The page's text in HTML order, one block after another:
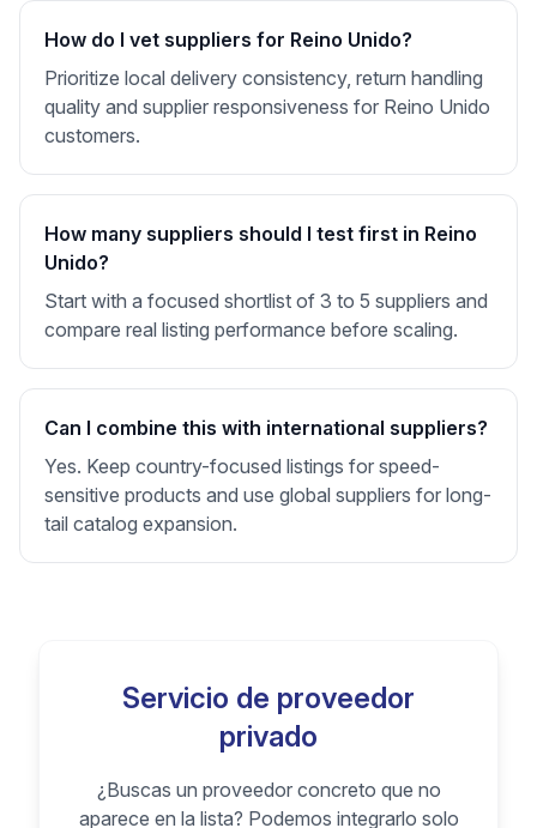
How do I vet suppliers for Reino Unido?
Prioritize local delivery consistency, return handling
quality and supplier responsiveness for Reino Unido
customers.
How many suppliers should I test first in Reino
Unido?
Start with a focused shortlist of 3 to 5 suppliers and
compare real listing performance before scaling.
Can I combine this with international suppliers?
Yes. Keep country-focused listings for speed-
sensitive products and use global suppliers for long-
tail catalog expansion.
Servicio de proveedor
privado
¿Buscas un proveedor concreto que no
aparece en la lista? Podemos integrarlo solo